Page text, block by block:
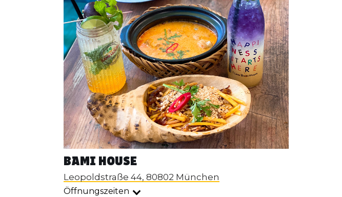
BAMI HOUSE
Leopoldstraße 44, 80802 München
Öffnungszeiten